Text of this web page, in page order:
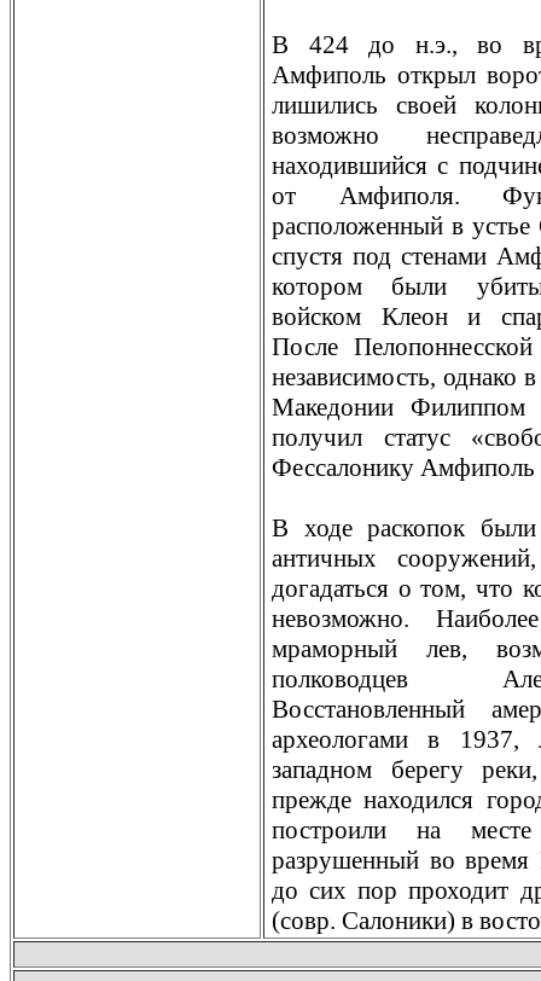
В 424 до н.э., во
Амфиполь открыл
лишились своей
возможно
находившийся с
от Амфиполя.
расположенный в
спустя под стенами
котором были
войском Клеон и
После
независимость, однако
Македонии
получил статус
Фессалонику Амфиполь
В ходе раскопок
античных
догадаться о том, что
невозможно.
мраморный лев,
полководцев
Восстановленный
археологами в 1937,
западном берeгу
прeжде находился
построили на
разрушенный во
до сих пор проходит
(совр. Салоники) в